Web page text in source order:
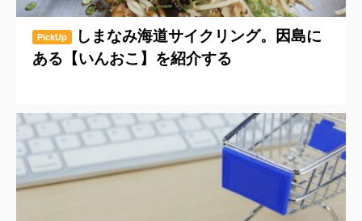
PickUp
しまなみ海道サイクリング。因島に
ある【いんおこ】を紹介する